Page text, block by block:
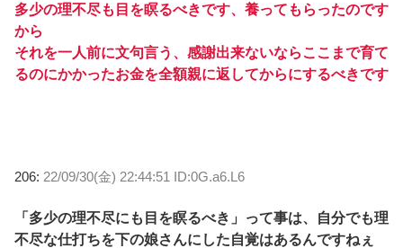
多少の理不尽も目を瞑るべきです、養ってもらったのです
から
それを一人前に文句言う、感謝出来ないならここまで育て
るのにかかったお金を全額親に返してからにするべきです
206: 22/09/30(金) 22:44:51 ID:0G.a6.L6
「多少の理不尽にも目を瞑るべき」って事は、自分でも理
不尽な仕打ちを下の娘さんにした自覚はあるんですねぇ